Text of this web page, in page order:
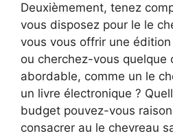
Deuxièmement, tenez
vous disposez pour le le
vous vous offrir une
ou cherchez-vous quelque
abordable, comme un le
un livre électronique ?
budget pouvez-vous
consacrer au le chevreau